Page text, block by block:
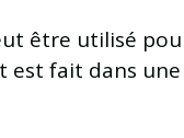
être utilisé
fait dans